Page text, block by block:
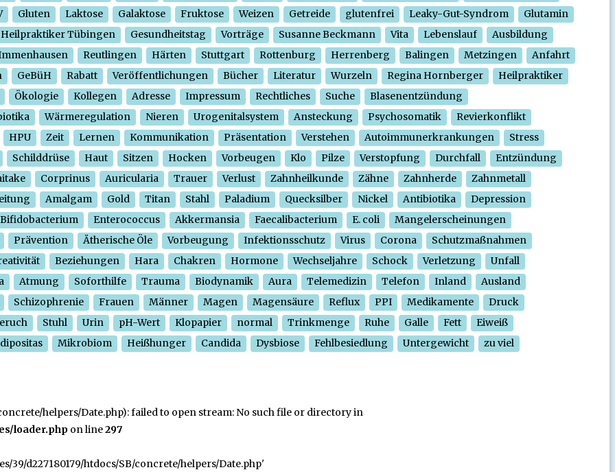
Gluten Laktose Galaktose Fruktose Weizen Getreide glutenfrei Leaky-Gut-Syndrom
Glutamin
Heilpraktiker Tübingen
Gesundheitstag Vorträge Susanne Beckmann Vita Lebenslauf
Ausbildung
Reutlingen Härten Stuttgart Rottenburg Herrenberg Balingen Metzingen
Anfahrt
GeBüH Rabatt Veröffentlichungen Bücher Literatur Wurzeln Regina Hornberger
Heilpraktiker
Ökologie
Kollegen Adresse Impressum Rechtliches Suche
Blasenentzündung
Wärmeregulation Nieren Urogenitalsystem Ansteckung Psychosomatik
Revierkonflikt
HPU
Zeit Lernen Kommunikation Präsentation Verstehen Autoimmunerkrankungen
Stress
Schilddrüse
Haut Sitzen Hocken Vorbeugen Klo Pilze Verstopfung Durchfall
Entzündung
Corprinus Auricularia Trauer Verlust Zahnheilkunde Zähne Zahnherde
Zahnmetall
Amalgam Gold Titan Stahl Paladium Quecksilber Nickel Antibiotika
Depression
Bifidobacterium
Enterococcus Akkermansia Faecalibacterium E. coli
Mangelerscheinungen
Prävention
Ätherische Öle Vorbeugung Infektionsschutz Virus Corona
Schutzmaßnahmen
Beziehungen Hara Chakren Hormone Wechseljahre Schock Verletzung
Unfall
Atmung Soforthilfe Trauma Biodynamik Aura Telemedizin Telefon Inland
Ausland
Schizophrenie
Frauen Männer Magen Magensäure Reflux PPI Medikamente
Druck
Stuhl Urin pH-Wert Klopapier normal Trinkmenge Ruhe Galle Fett
Eiweiß
Mikrobiom Heißhunger Candida Dysbiose Fehlbesiedlung Untergewicht zu viel
helpers/Date.php): failed to open stream: No such file or directory in
loader.php on line297
39/d227180179/htdocs/SB/concrete/helpers/Date.php'